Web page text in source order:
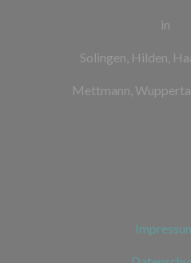
in
Solingen, Hilden,
Mettmann,